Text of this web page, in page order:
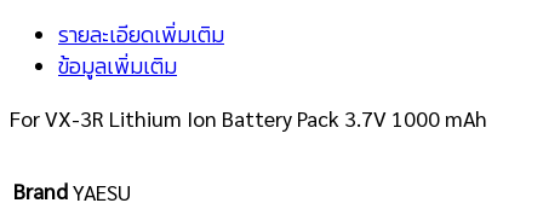
รายละเอียดเพิ่มเติม
ข้อมูลเพิ่มเติม
For VX-3R Lithium Ion Battery Pack 3.7V 1000 mAh
BrandYAESU